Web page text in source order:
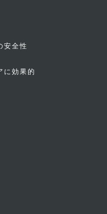
安全性
に効果的